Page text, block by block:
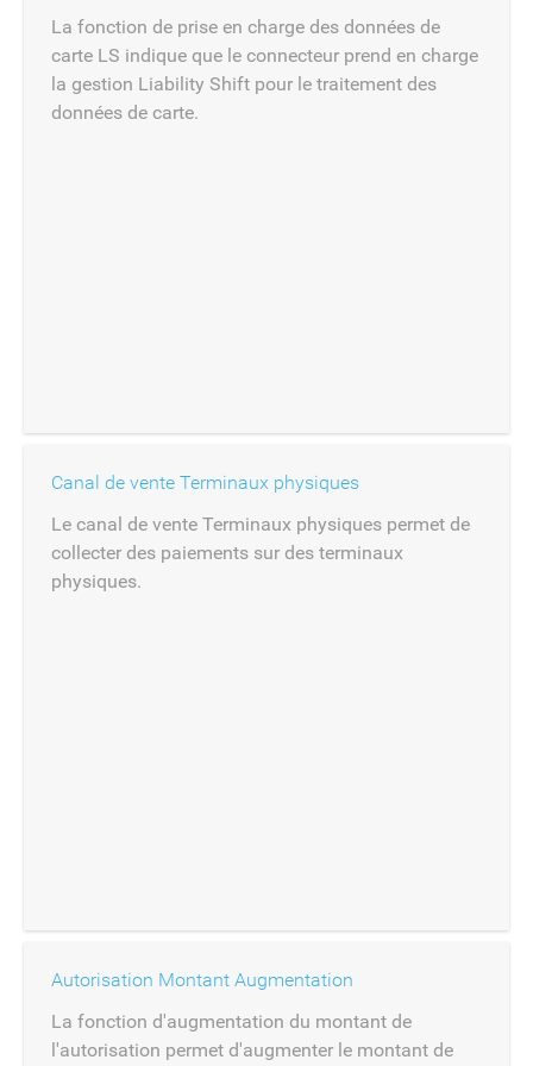
La fonction de prise en charge des données de
carte LS indique que le connecteur prend en charge
la gestion Liability Shift pour le traitement des
données de carte.
Canal de vente Terminaux physiques
Le canal de vente Terminaux physiques permet de
collecter des paiements sur des terminaux
physiques.
Autorisation Montant Augmentation
La fonction d'augmentation du montant de
l'autorisation permet d'augmenter le montant de